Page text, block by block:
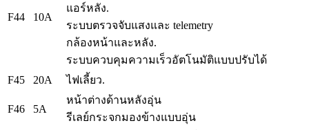
F44 10A
แอร์หลัง.
ระบบตรวจจับแสงและ telemetry
กล้องหน้าและหลัง.
ระบบควบคุมความเร็วอัตโนมัติแบบปรับได้
F45
20A ไฟเลี้ยว.
F46 5A
หน้าต่างด้านหลังอุ่น
รีเลย์กระจกมองข้างแบบอุ่น